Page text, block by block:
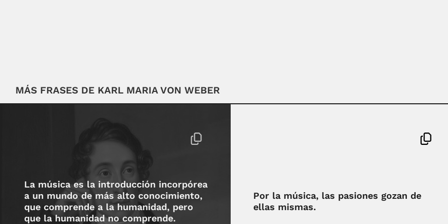
MÁS FRASES DE KARL MARIA VON WEBER
La música es la introducción incorpórea
a un mundo de más alto conocimiento,
que comprende a la humanidad, pero
que la humanidad no comprende.
Por la música, las pasiones gozan de
ellas mismas.